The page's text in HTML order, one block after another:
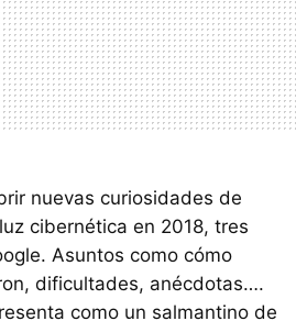
nuevas curiosidades de
cibernética en 2018, tres
Asuntos como cómo
dificultades, anécdotas….
como un salmantino de